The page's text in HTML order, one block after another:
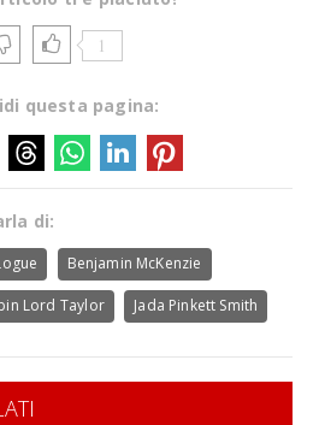
1
questa pagina:
di:
Benjamin McKenzie
Lord Taylor Jada Pinkett Smith